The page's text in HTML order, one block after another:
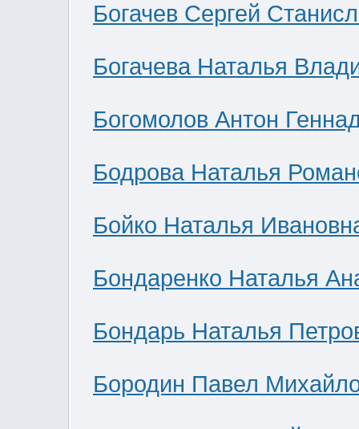
Богачев Сергей
Богачева Наталья
Богомолов Антон
Бодрова Наталья
Бойко Наталья
Бондаренко Наталья
Бондарь Наталья
Бородин Павел